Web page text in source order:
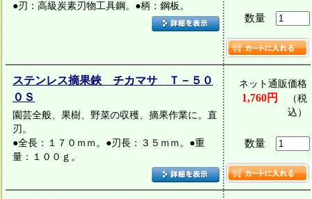
●刃：高級炭素刃物工具鋼。●柄：鋼板。
数量
ステンレス摘果鋏 チカマサ Ｔ－５０
０Ｓ
園芸全般、果樹、野菜の収穫、摘果作業に。直
刃。
●全長：１７０ｍｍ。●刃長：３５ｍｍ。●重
量：１００ｇ。
ネット通販価格
1,760円
（税
込）
数量